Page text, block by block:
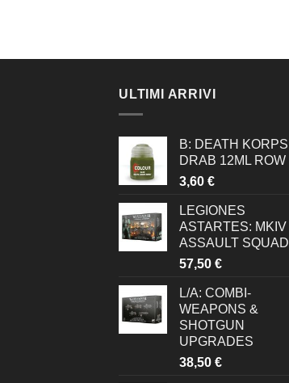
ULTIMI ARRIVI
B: DEATH KORPS
DRAB 12ML ROW
3,60 €
LEGIONES
ASTARTES: MKIV
ASSAULT SQUAD
57,50 €
L/A: COMBI-
WEAPONS &
SHOTGUN
UPGRADES
38,50 €